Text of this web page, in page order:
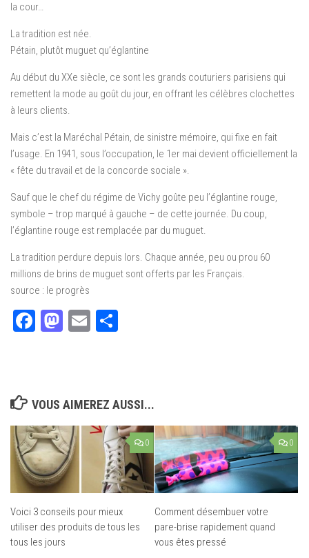
la cour…
La tradition est née.
Pétain, plutôt muguet qu’églantine
Au début du XXe siècle, ce sont les grands couturiers parisiens qui
remettent la mode au goût du jour, en offrant les célèbres clochettes
à leurs clients.
Mais c’est la Maréchal Pétain, de sinistre mémoire, qui fixe en fait
l’usage. En 1941, sous l’occupation, le 1er mai devient officiellement la
« fête du travail et de la concorde sociale ».
Sauf que le chef du régime de Vichy goûte peu l’églantine rouge,
symbole – trop marqué à gauche – de cette journée. Du coup,
l’églantine rouge est remplacée par du muguet.
La tradition perdure depuis lors. Chaque année, peu ou prou 60
millions de brins de muguet sont offerts par les Français.
source : le progrès
Facebook
Mastodon
Email
VOUS AIMEREZ AUSSI...
0
Voici 3 conseils pour mieux
utiliser des produits de tous les
tous les jours
0
Comment désembuer votre
pare-brise rapidement quand
vous êtes pressé